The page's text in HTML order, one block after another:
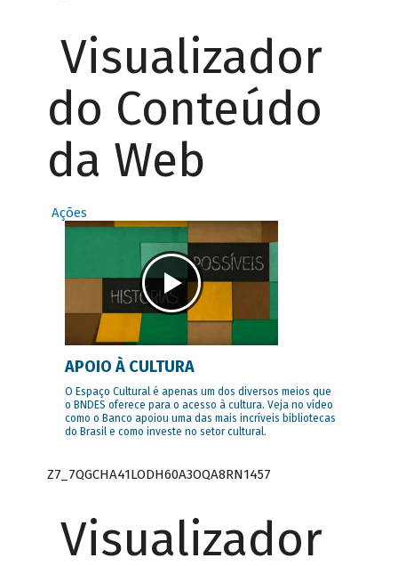
Visualizador
do Conteúdo
da Web
Ações
APOIO À CULTURA
O Espaço Cultural é apenas um dos diversos meios que
o BNDES oferece para o acesso à cultura. Veja no vídeo
como o Banco apoiou uma das mais incríveis bibliotecas
do Brasil e como investe no setor cultural.
Z7_7QGCHA41LODH60A3OQA8RN1457
Visualizador